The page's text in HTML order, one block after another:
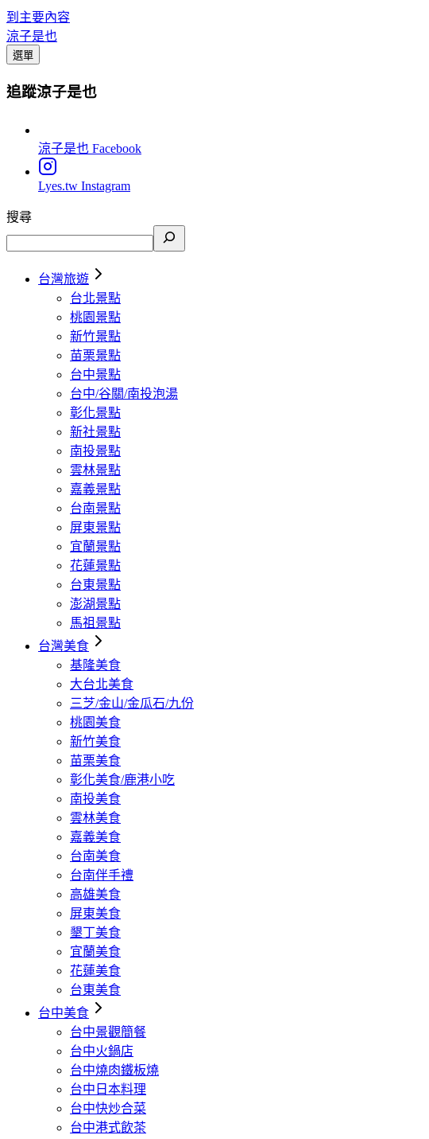
到主要內容
涼子是也
選單
追蹤涼子是也
涼子是也 Facebook
Lyes.tw Instagram
搜尋
台灣旅遊
台北景點
桃園景點
新竹景點
苗栗景點
台中景點
台中/谷關/南投泡湯
彰化景點
新社景點
南投景點
雲林景點
嘉義景點
台南景點
屏東景點
宜蘭景點
花蓮景點
台東景點
澎湖景點
馬祖景點
台灣美食
基隆美食
大台北美食
三芝/金山/金瓜石/九份
桃園美食
新竹美食
苗栗美食
彰化美食/鹿港小吃
南投美食
雲林美食
嘉義美食
台南美食
台南伴手禮
高雄美食
屏東美食
墾丁美食
宜蘭美食
花蓮美食
台東美食
台中美食
台中景觀簡餐
台中火鍋店
台中燒肉鐵板燒
台中日本料理
台中快炒合菜
台中港式飲茶